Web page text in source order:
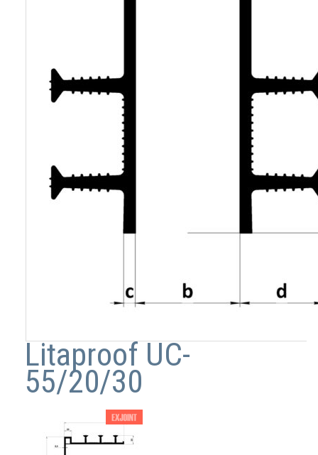
Litaproof UC-
55/20/30